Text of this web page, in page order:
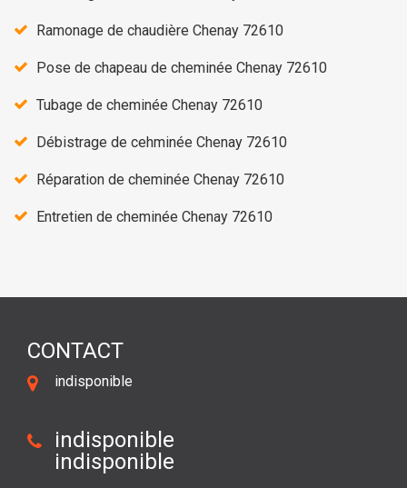
Ramonage de chaudière Chenay 72610
Pose de chapeau de cheminée Chenay 72610
Tubage de cheminée Chenay 72610
Débistrage de cehminée Chenay 72610
Réparation de cheminée Chenay 72610
Entretien de cheminée Chenay 72610
CONTACT
indisponible
indisponible
indisponible